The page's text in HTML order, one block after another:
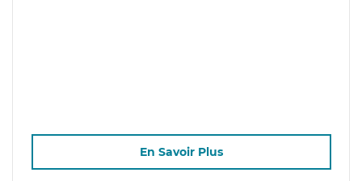
En Savoir Plus